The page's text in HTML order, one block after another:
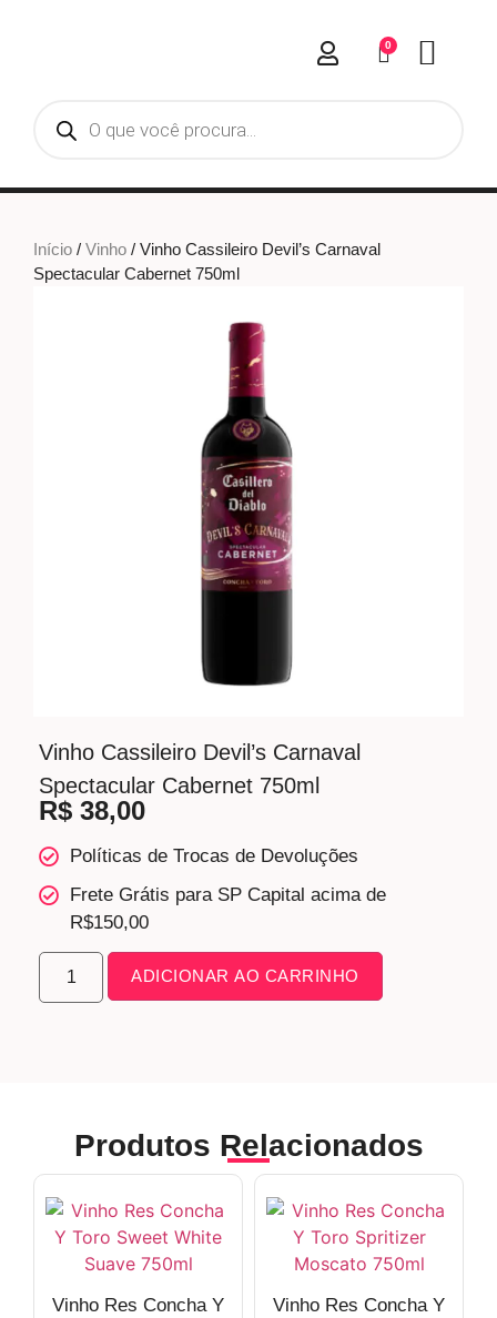
0
Início / Vinho / Vinho Cassileiro Devil’s Carnaval
Spectacular Cabernet 750ml
Vinho Cassileiro Devil’s Carnaval
Spectacular Cabernet 750ml
R$ 38,00
Políticas de Trocas de Devoluções
Frete Grátis para SP Capital acima de
R$150,00
ADICIONAR AO CARRINHO
Produtos Relacionados
Vinho Res Concha Y
Vinho Res Concha Y